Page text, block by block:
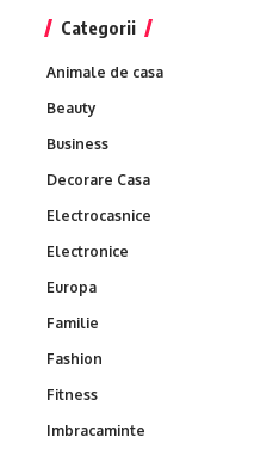
Categorii
Animale de casa
Beauty
Business
Decorare Casa
Electrocasnice
Electronice
Europa
Familie
Fashion
Fitness
Imbracaminte